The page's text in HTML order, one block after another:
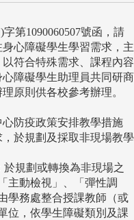
第1090060507號函，請
心障礙學生學習需求，主
符合特殊需求、課程內容
障礙學生助理員共同研商
原則供各校參考辦理。
防疫政策安排教學措施
於規劃及採取非現場教學
規劃或轉換為非現場之
主動檢視」、「彈性調
學務處整合授課教師（或
位，依學生障礙類別及課